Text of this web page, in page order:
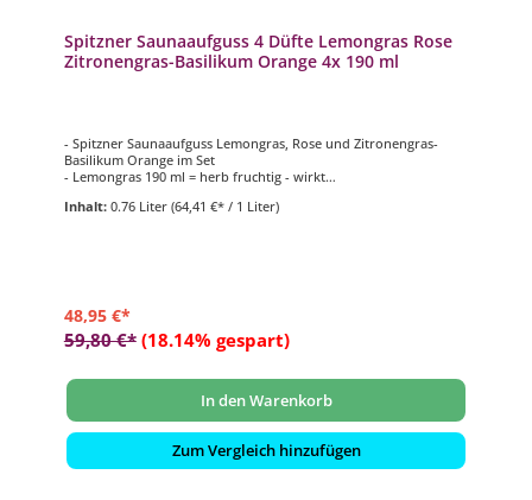
Spitzner Saunaaufguss 4 Düfte Lemongras Rose
Zitronengras-Basilikum Orange 4x 190 ml
- Spitzner Saunaaufguss Lemongras, Rose und Zitronengras-
Basilikum Orange im Set
- Lemongras 190 ml = herb fruchtig - wirkt
- Rose 190 ml = blumig-samtig - wärmt die Seele und läd zum
Inhalt: 0.76 Liter (64,41 €* / 1 Liter)
48,95 €*
59,80 €* (18.14% gespart)
In den Warenkorb
Zum Vergleich hinzufügen